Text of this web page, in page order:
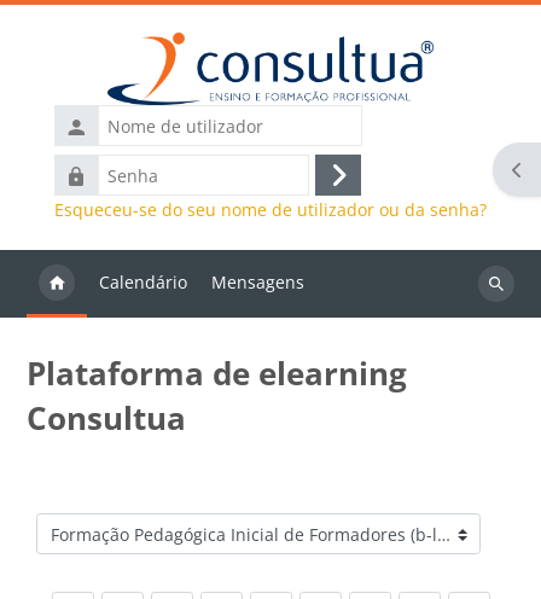
Nome
de
utilizador
Senha
Entrar
Esqueceu-se do seu nome de utilizador ou da senha?
Calendário Mensagens
Plataforma de elearning
Consultua
Categorias de disciplinas